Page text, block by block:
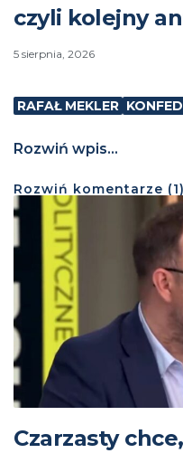
czyli kolejny
5 sierpnia, 2026
RAFAŁ MEKLER
Rozwiń wpis...
Rozwiń komentarze (1)
Czarzasty